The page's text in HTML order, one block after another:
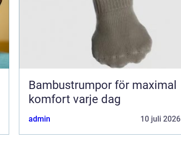
Bambustrumpor för maximal
komfort varje dag
admin 10 juli 2026